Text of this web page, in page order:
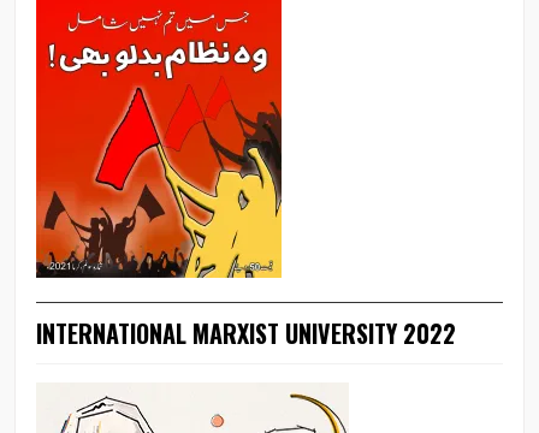
INTERNATIONAL MARXIST UNIVERSITY 2022